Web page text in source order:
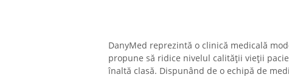
DanyMed reprezintă o clinică medicală
propune să ridice nivelul calității vieții
înaltă clasă. Dispunând de o echipă de